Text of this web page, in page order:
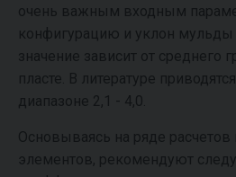
очень важным входным
конфигурацию и уклон мульды
значение зависит от среднего
пласте. В литературе
диапазоне 2,1 - 4,0.
Основываясь на ряде
элементов, рекомендуют